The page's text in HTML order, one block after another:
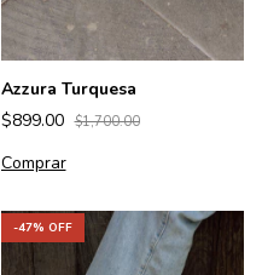
Azzura Turquesa
$899.00 $1,700.00
Comprar
-47% OFF